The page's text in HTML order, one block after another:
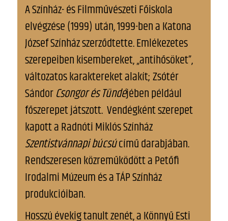
A Színház- és Filmművészeti Főiskola
elvégzése (1999) után, 1999-ben a Katona
József Színház szerződtette. Emlékezetes
szerepeiben kisembereket, „antihősöket”,
változatos karaktereket alakít; Zsótér
SándorCsongor és Tündéjében például
főszerepet játszott. Vendégként szerepet
kapott a Radnóti Miklós Színház
Szentistvánnapi búcsúcímű darabjában.
Rendszeresen közreműködött a Petőfi
Irodalmi Múzeum és a TÁP Színház
produkcióiban.
Hosszú évekig tanult zenét, a Könnyű Esti